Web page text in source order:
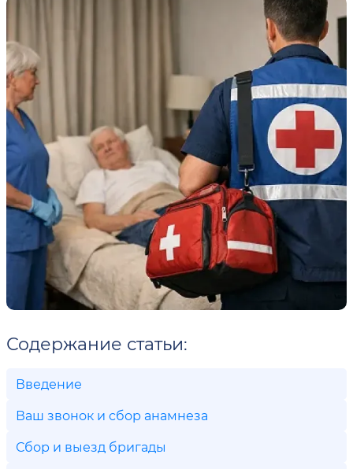
Содержание статьи:
Введение
Ваш звонок и сбор анамнеза
Сбор и выезд бригады